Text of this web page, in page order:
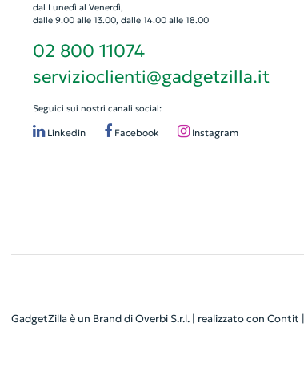
dal Lunedì al Venerdì,
dalle 9.00 alle 13.00, dalle 14.00 alle 18.00
02 800 11074
servizioclienti@gadgetzilla.it
Seguici sui nostri canali social:
Linkedin Facebook Instagram
GadgetZilla è un Brand di Overbi S.r.l.| realizzato con Contit